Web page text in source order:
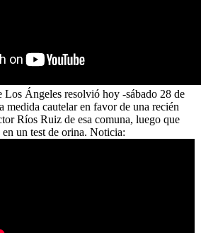
Los Ángeles resolvió hoy -sábado 28 de
medida cautelar en favor de una recién
Ríos Ruiz de esa comuna, luego que
un test de orina. Noticia: